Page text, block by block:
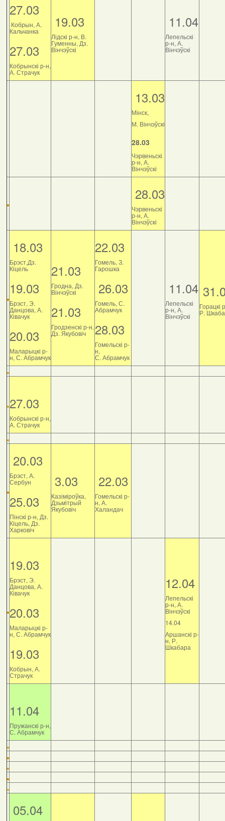
27.03
Кобрын, А.
Кальчанка
27.03
Кобрынскі р-н,
А. Страчук
19.03
Лідскі р-н, В.
Гуменны, Дз.
Вінчэўскі
11.04
Лепельскі
р-н, А.
Вінчэўскі
13.03
Мінск,
М. Вінчэўскі
28.03
Чэрвеньскі
р-н, А.
Вінчэўскі
28.03
Чэрвеньскі
р-н, А.
Вінчэўскі
18.03
Брэст,Дз.
Кіцель
19.03
Брэст, Э.
Данцова, А.
Ківачук
20.03
Маларыцкі р-
н, С. Абрамчук
21.03
Гродна, Дз.
Вінчэўскі
21.03
Гродзенскі р-н,
Дз. Якубовіч
22.03
Гомель, З.
Гарошка
26.03
Гомель, С.
Абрамчук
28.03
Гомельскі р-
н,
С. Абрамчук
11.04
Лепельскі
р-н, А.
Вінчэўскі
Горацкі
Р.
27.03
Кобрынскі р-н,
А. Страчук
20.03
Брэст, А.
Сербун
25.03
Пінскі р-н, Дз.
Кіцель, Дз.
Харковіч
3.03
Казіміроўка,
Дзьмітрый
Якубовіч
22.03
Гомельскі р-
н, А.
Халандач
19.03
Брэст, Э.
Данцова, А.
Ківачук
20.03
Маларыцкі р-
н, С. Абрамчук
19.03
Кобрын, А.
Страчук
12.04
Лепельскі
р-н, А.
Вінчэўскі
14.04
Аршанскі р-
н, Р.
Шкабара
11.04
Пружанскі р-н,
С. Абрамчук
05.04